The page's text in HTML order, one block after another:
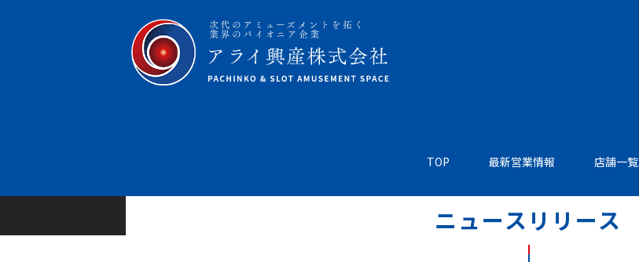
TOP 最新営業情報 店舗一覧
ニュースリリース